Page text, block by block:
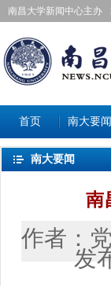
南昌大学新闻中心主办
首页 南大要闻
南大要闻
南
作者：
发